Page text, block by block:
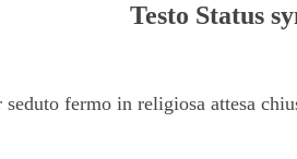
Testo Status
seduto fermo in religiosa attesa